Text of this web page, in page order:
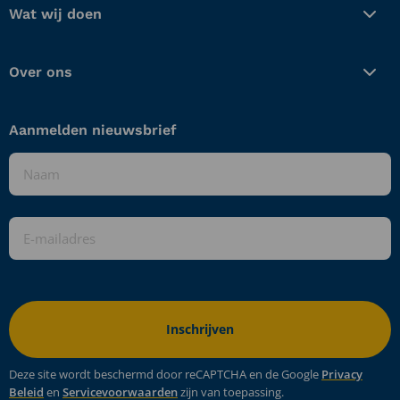
der
Wat wij doen
Over ons
Aanmelden nieuwsbrief
Naam
E-
mailadres
*
Deze site wordt beschermd door reCAPTCHA en de Google Privacy
Beleid en Servicevoorwaardenzijn van toepassing.